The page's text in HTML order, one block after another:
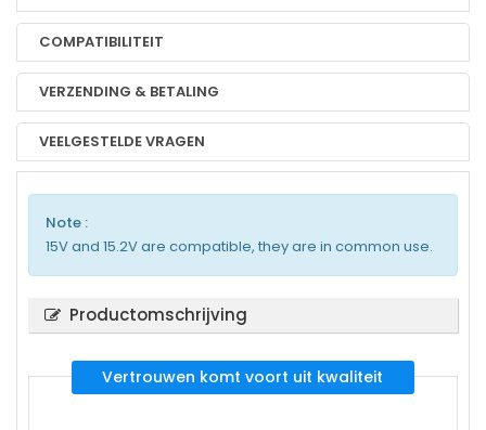
COMPATIBILITEIT
VERZENDING & BETALING
VEELGESTELDE VRAGEN
Note :
15V and 15.2V are compatible, they are in common use.
Productomschrijving
Vertrouwen komt voort uit kwaliteit